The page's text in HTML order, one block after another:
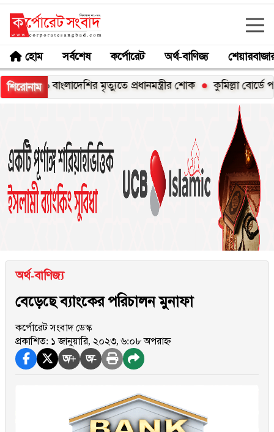
হোম সর্বশেষ কর্পোরেট অর্থ-বাণিজ্য
শিরোনাম
বাংলাদেশির মৃত্যুতে প্রধানমন্ত্রীর শোক কুমিল্লা বোর্ডে পাসের
অর্থ-বাণিজ্য
বেড়েছে ব্যাংকের পরিচালন মুনাফা
কর্পোরেট সংবাদ ডেস্ক
প্রকাশিত: ১ জানুয়ারি, ২০২৩, ৬:০৮ অপরাহ্ন
অ+ অ-